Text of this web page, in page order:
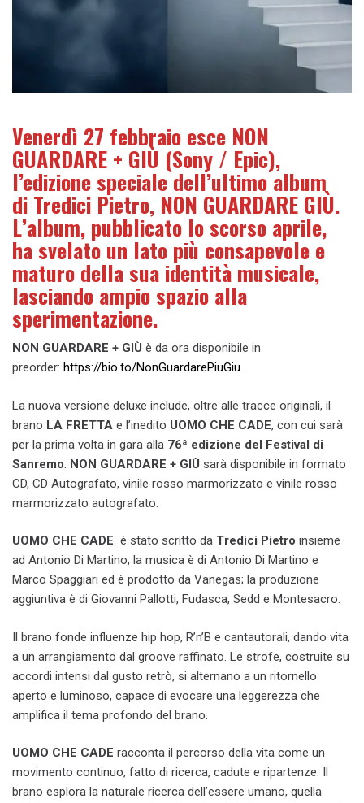
Venerdì 27 febbraio esce NON
GUARDARE + GIÙ (Sony / Epic),
l’edizione speciale dell’ultimo album
di Tredici Pietro, NON GUARDARE GIÙ.
L’album, pubblicato lo scorso aprile,
ha svelato un lato più consapevole e
maturo della sua identità musicale,
lasciando ampio spazio alla
sperimentazione.
NON GUARDARE + GIÙ è da ora disponibile in
preorder: https://bio.to/NonGuardarePiuGiu.
La nuova versione deluxe include, oltre alle tracce originali, il
brano LA FRETTA e l’inedito UOMO CHE CADE, con cui sarà
per la prima volta in gara alla 76ª edizione del Festival di
Sanremo NON GUARDARE + GIÙ sarà disponibile in formato
⁠CD, CD Autografato, ⁠vinile rosso marmorizzato e vinile rosso
marmorizzato autografato.
UOMO CHE CADE è stato scritto da Tredici Pietro insieme
ad Antonio Di Martino, la musica è di Antonio Di Martino e
Marco Spaggiari ed è prodotto da Vanegas; la produzione
aggiuntiva è di Giovanni Pallotti, Fudasca, Sedd e Montesacro.
Il brano fonde influenze hip hop, R’n’B e cantautorali, dando vita
a un arrangiamento dal groove raffinato. Le strofe, costruite su
accordi intensi dal gusto retrò, si alternano a un ritornello
aperto e luminoso, capace di evocare una leggerezza che
amplifica il tema profondo del brano.
UOMO CHE CADE racconta il percorso della vita come un
movimento continuo, fatto di ricerca, cadute e ripartenze. Il
brano esplora la naturale ricerca dell’essere umano, quella